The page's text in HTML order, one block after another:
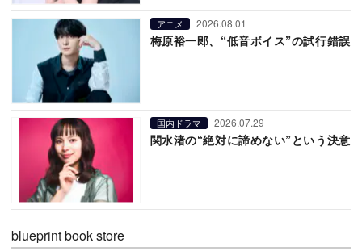
アニメ 2026.08.01
梅原裕一郎、“低音ボイス”の試行錯誤
国内ドラマ 2026.07.29
関水渚の“絶対に諦めない”という決意
blueprint book store